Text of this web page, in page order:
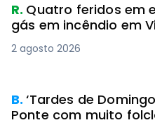
R. Quatro feridos em
gás em incêndio em
2 agosto 2026
B.‘Tardes de
Ponte com muito